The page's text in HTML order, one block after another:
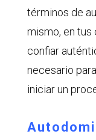
términos de
mismo, en tus
confiar
necesario
iniciar un